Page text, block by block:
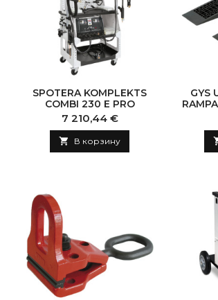
SPOTERA KOMPLEKTS
COMBI 230 E PRO
Цена
7 210,44 €
 В корзину
GYS